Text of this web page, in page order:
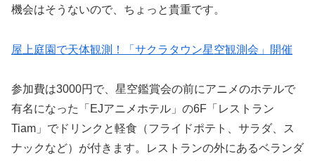
機会はそうないので、ちょっと貴重です。
屋上庭園で天体観測！「サクラタウン星空観測会」開催
参加費は3000円で、星空鑑賞会の前にアニメのホテルで
有名になった「EJアニメホテル」の6F「レストラン
Tiam」でドリンクと軽食（フライドポテト、サラダ、ス
ナックなど）が付きます。レストランの外にあるベランダ